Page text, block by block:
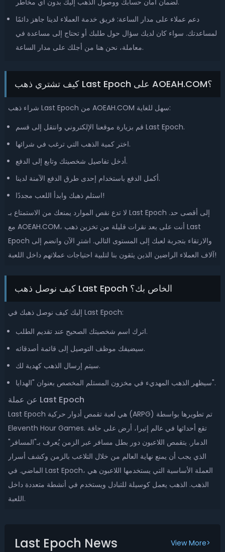
لضمان أمان حسابك ووصول الذهب إليك بدون أي مخاطر.
دعم عملاء على مدار الساعة: فريق خدمة العملاء لدينا جاهز دائمًا
لمساعدتك. سواء كان لديك سؤال حول طلبك أو تحتاج إلى مساعدة في
معاملة، نحن هنا من أجلك على مدار الساعة.
كيف تشتري ذهب Last Epoch على AOEAH.COM؟
شراء ذهب Last Epoch من AOEAH.COM سهل للغاية:
قم بزيارة موقعنا الإلكتروني وانتقل إلى قسم Last Epoch.
اختر كمية الذهب التي ترغب في شرائها.
أدخل تفاصيل شخصيتك وتابع إلى الدفع.
أكمل الدفع باستخدام إحدى طرق الدفع الآمنة لدينا.
استلم ذهبك وابدأ اللعب مجددًا!
لا تدع نقص الموارد يمنعك من الاستمتاع بـ Last Epoch إلى أقصى حد.
مع AOEAH.COM، أنت على بعد نقرات قليلة من تخزين ذهب Last
Epoch والارتقاء بتجربة لعبك إلى المستوى التالي. اشترِ الآن وانضم إلى
آلاف العملاء الراضين الذين يثقون بنا لتلبية احتياجات عملاتهم داخل اللعبة!
كيف نوصل ذهب Last Epoch الخاص بك؟
إليك كيف نوصل ذهبك في Last Epoch:
اترك اسم شخصيتك الصحيح عند تقديم الطلب.
سيضيفك موظف التوصيل إلى قائمة أصدقائه.
سيتم إرسال الذهب كهدية لك.
سيظهر الذهب المهديء في مخزون المستلم المخصص بعنوان "الهدايا".
عن عملة Last Epoch
Last Epoch هي لعبة تقمص أدوار حركية (ARPG) تم تطويرها بواسطة
Eleventh Hour Games. تقع أحداثها في عالم إتيرا، أرض على حافة
الدمار. يتقمص اللاعبون دور بطل مسافر عبر الزمن يُعرف بـ"المسافر"
الذي يجب أن يمنع نهاية العالم من خلال التلاعب بالزمن وكشف أسرار
الماضي. في Last Epoch، العملة الأساسية التي يستخدمها اللاعبون هي
الذهب. الذهب يعمل كوسيلة للتبادل ويستخدم في أنشطة متعددة داخل
اللعبة.
Last Epoch News View More>